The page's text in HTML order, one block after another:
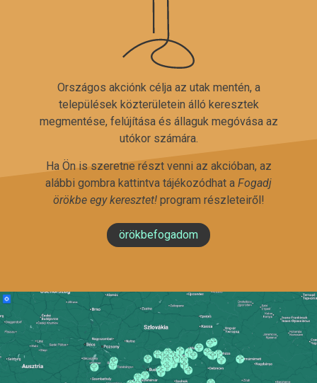
Országos akciónk célja az utak mentén, a
települések közterületein álló keresztek
megmentése, felújítása és állaguk megóvása az
utókor számára.
Ha Ön is szeretne részt venni az akcióban, az
alábbi gombra kattintva tájékozódhat a Fogadj
örökbe egy keresztet!program részleteiről!
örökbefogadom